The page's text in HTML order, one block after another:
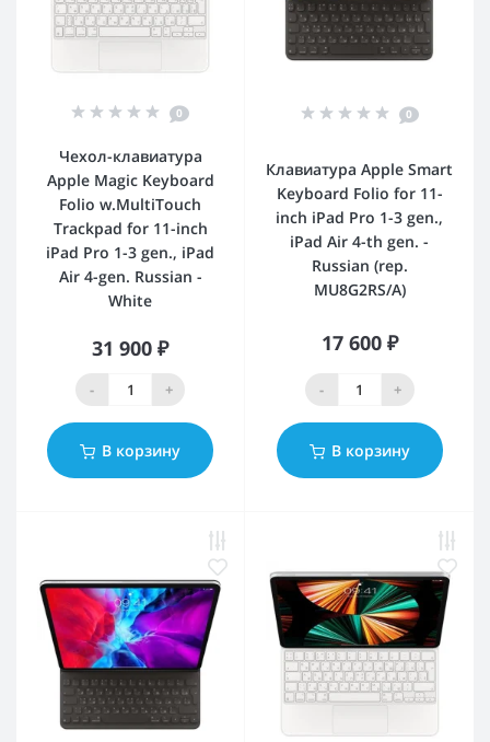
0
Чехол-клавиатура
Apple Magic Keyboard
Folio w.MultiTouch
Trackpad for 11-inch
iPad Pro 1-3 gen., iPad
Air 4-gen. Russian -
White
31 900 ₽
- +
В корзину
0
Клавиатура Apple Smart
Keyboard Folio for 11-
inch iPad Pro 1-3 gen.,
iPad Air 4-th gen. -
Russian (rep.
MU8G2RS/A)
17 600 ₽
- +
В корзину